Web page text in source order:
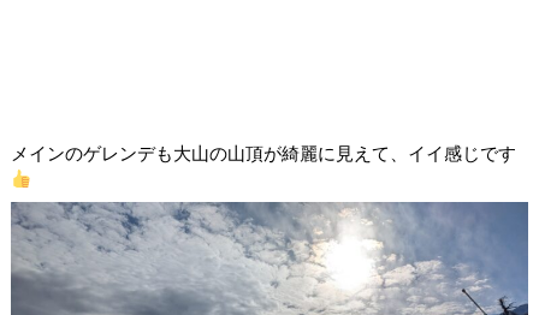
メインのゲレンデも大山の山頂が綺麗に見えて、イイ感じです